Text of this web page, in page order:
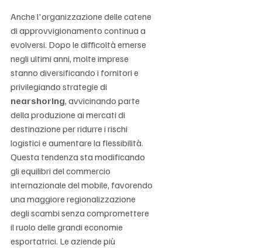
Anche l'organizzazione delle catene
di approvvigionamento continua a
evolversi. Dopo le difficoltà emerse
negli ultimi anni, molte imprese
stanno diversificando i fornitori e
privilegiando strategie di
nearshoring, avvicinando parte
della produzione ai mercati di
destinazione per ridurre i rischi
logistici e aumentare la flessibilità.
Questa tendenza sta modificando
gli equilibri del commercio
internazionale del mobile, favorendo
una maggiore regionalizzazione
degli scambi senza compromettere
il ruolo delle grandi economie
esportatrici. Le aziende più